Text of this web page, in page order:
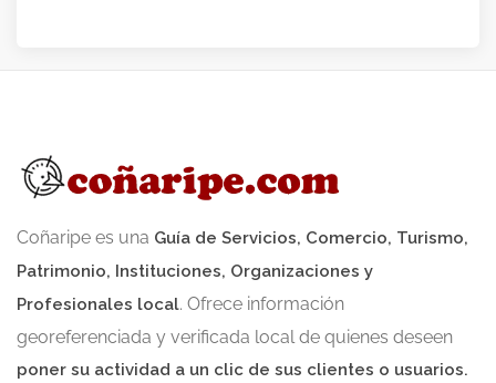
Coñaripe es una Guía de Servicios, Comercio, Turismo,
Patrimonio, Instituciones, Organizaciones y
Profesionales local. Ofrece información
georeferenciada y verificada local de quienes deseen
poner su actividad a un clic de sus clientes o usuarios.